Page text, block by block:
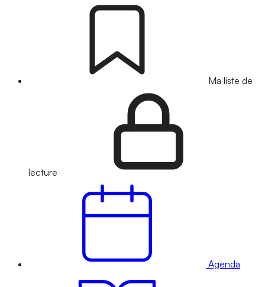
Ma liste de
lecture
Agenda